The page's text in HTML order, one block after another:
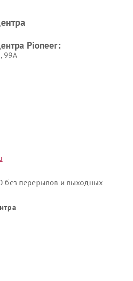
Pioneer:
99А
без перерывов и выходных